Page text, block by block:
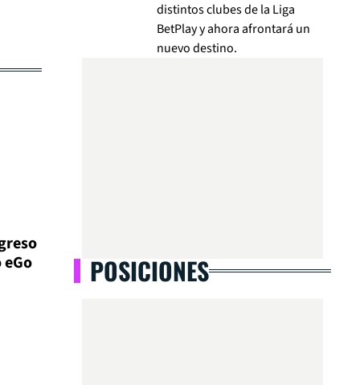
distintos clubes de la Liga
BetPlay y ahora afrontará un
nuevo destino.
POSICIONES